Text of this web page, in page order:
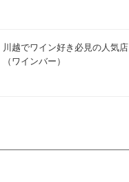
川越でワイン好き必見の人気店
（ワインバー）